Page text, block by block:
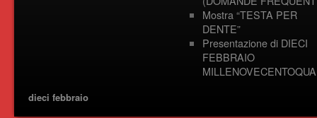
Mostra “TESTA PER
DENTE”
Presentazione di DIECI
FEBBRAIO
dieci febbraio